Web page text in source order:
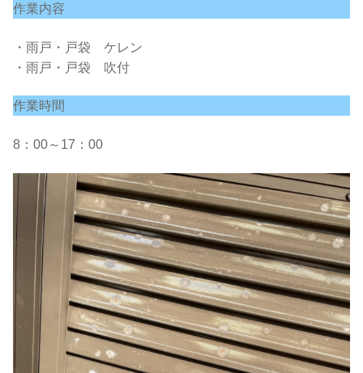
作業内容
・雨戸・戸袋 ケレン
・雨戸・戸袋 吹付
作業時間
8：00～17：00